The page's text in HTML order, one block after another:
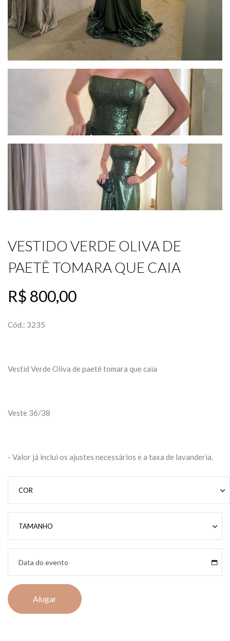
VESTIDO VERDE OLIVA DE
PAETÊ TOMARA QUE CAIA
R$ 800,00
Cód.: 3235
Vestid Verde Oliva de paetê tomara que caia
Veste 36/38
- Valor já inclui os ajustes necessários e a taxa de lavanderia.
Alugar